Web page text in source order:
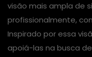
visão mais ampla de
profissionalmente,
Inspirado por essa
apoiá-las na busca